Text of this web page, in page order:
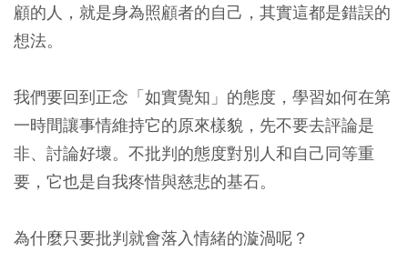
顧的人，就是身為照顧者的自己，其實這都是錯誤的
想法。
我們要回到正念「如實覺知」的態度，學習如何在第
一時間讓事情維持它的原來樣貌，先不要去評論是
非、討論好壞。不批判的態度對別人和自己同等重
要，它也是自我疼惜與慈悲的基石。
為什麼只要批判就會落入情緒的漩渦呢？